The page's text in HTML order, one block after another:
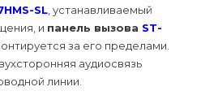
SL , устанавливаемый
и панель вызова ST-
за его пределами.
аудиосвязь
линии.